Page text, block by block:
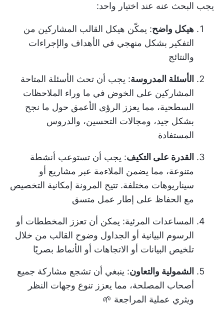
يجب البحث عنه عند اختيار واحد:
هيكل واضح: يمكّن هيكل القالب المشاركين من
التفكير بشكل منهجي في الأهداف والإجراءات
والنتائج
الأسئلة المدروسة: يجب أن تحث الأسئلة المتاحة
المشاركين على الخوض في ما وراء الملاحظات
السطحية، مما يعزز الرؤى الأعمق حول ما نجح
بشكل جيد، ومجالات التحسين، والدروس
المستفادة
القدرة على التكيف: يجب أن تستوعب أنشطة
متنوعة، مما يضمن الملاءمة عبر مشاريع أو
سيناريوهات مختلفة. تتيح المرونة إمكانية التخصيص
مع الحفاظ على إطار عمل متسق
المساعدات المرئية: يمكن أن تعزز المخططات أو
الرسوم البيانية أو الجداول وضوح القالب من خلال
تلخيص البيانات أو الاتجاهات أو الأنماط بصريًا
الشمولية والتعاون: ينبغي أن تشجع مشاركة جميع
أصحاب المصلحة، مما يعزز تنوع وجهات النظر
ويثري عملية المراجعة 🌱